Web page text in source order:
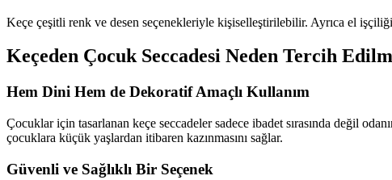
Keçe çeşitli renk ve desen seçenekleriyle kişiselleştirilebilir. Ayrıca el
Keçeden Çocuk Seccadesi Neden Tercih
Hem Dini Hem de Dekoratif Amaçlı Kullanım
Çocuklar için tasarlanan keçe seccadeler sadece ibadet sırasında değil
çocuklara küçük yaşlardan itibaren kazınmasını sağlar.
Güvenli ve Sağlıklı Bir Seçenek